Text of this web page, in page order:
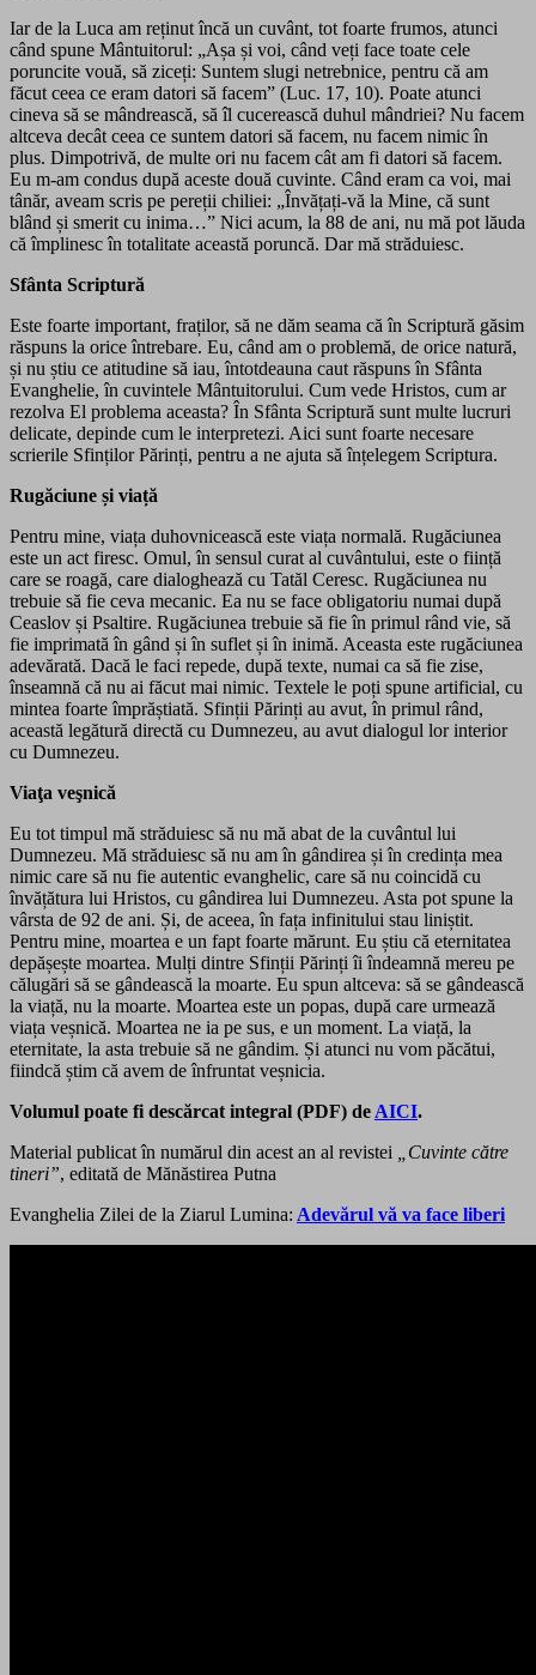
Iar de la Luca am reținut încă un cuvânt, tot foarte frumos, atunci
când spune Mântuitorul: „Așa și voi, când veți face toate cele
poruncite vouă, să ziceți: Suntem slugi netrebnice, pentru că am
făcut ceea ce eram datori să facem” (Luc. 17, 10). Poate atunci
cineva să se mândrească, să îl cucerească duhul mândriei? Nu facem
altceva decât ceea ce suntem datori să facem, nu facem nimic în
plus. Dimpotrivă, de multe ori nu facem cât am fi datori să facem.
Eu m-am condus după aceste două cuvinte. Când eram ca voi, mai
tânăr, aveam scris pe pereții chiliei: „Învățați-vă la Mine, că sunt
blând și smerit cu inima…” Nici acum, la 88 de ani, nu mă pot lăuda
că împlinesc în totalitate această poruncă. Dar mă străduiesc.
Sfânta Scriptură
Este foarte important, fraților, să ne dăm seama că în Scriptură găsim
răspuns la orice întrebare. Eu, când am o problemă, de orice natură,
și nu știu ce atitudine să iau, întotdeauna caut răspuns în Sfânta
Evanghelie, în cuvintele Mântuitorului. Cum vede Hristos, cum ar
rezolva El problema aceasta? În Sfânta Scriptură sunt multe lucruri
delicate, depinde cum le interpretezi. Aici sunt foarte necesare
scrierile Sfinților Părinți, pentru a ne ajuta să înțelegem Scriptura.
Rugăciune și viață
Pentru mine, viața duhovnicească este viața normală. Rugăciunea
este un act firesc. Omul, în sensul curat al cuvântului, este o ființă
care se roagă, care dialoghează cu Tatăl Ceresc. Rugăciunea nu
trebuie să fie ceva mecanic. Ea nu se face obligatoriu numai după
Ceaslov și Psaltire. Rugăciunea trebuie să fie în primul rând vie, să
fie imprimată în gând și în suflet și în inimă. Aceasta este rugăciunea
adevărată. Dacă le faci repede, după texte, numai ca să fie zise,
înseamnă că nu ai făcut mai nimic. Textele le poți spune artificial, cu
mintea foarte împrăștiată. Sfinții Părinți au avut, în primul rând,
această legătură directă cu Dumnezeu, au avut dialogul lor interior
cu Dumnezeu.
Viaţa veşnică
Eu tot timpul mă străduiesc să nu mă abat de la cuvântul lui
Dumnezeu. Mă străduiesc să nu am în gândirea și în credința mea
nimic care să nu fie autentic evanghelic, care să nu coincidă cu
învățătura lui Hristos, cu gândirea lui Dumnezeu. Asta pot spune la
vârsta de 92 de ani. Și, de aceea, în fața infinitului stau liniștit.
Pentru mine, moartea e un fapt foarte mărunt. Eu știu că eternitatea
depășește moartea. Mulți dintre Sfinții Părinți îi îndeamnă mereu pe
călugări să se gândească la moarte. Eu spun altceva: să se gândească
la viață, nu la moarte. Moartea este un popas, după care urmează
viața veșnică. Moartea ne ia pe sus, e un moment. La viață, la
eternitate, la asta trebuie să ne gândim. Și atunci nu vom păcătui,
fiindcă știm că avem de înfruntat veșnicia.
Volumul poate fi descărcat integral (PDF) de AICI.
Material publicat în numărul din acest an al revistei
„Cuvinte către
tineri”, editată de Mănăstirea Putna
Evanghelia Zilei de la Ziarul Lumina: Adevărul vă va face liberi